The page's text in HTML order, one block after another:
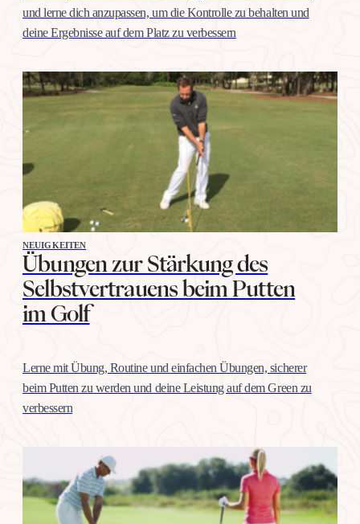
und lerne dich anzupassen, um die Kontrolle zu behalten und
deine Ergebnisse auf dem Platz zu verbessern
NEUIGKEITEN
Übungen zur Stärkung des
Selbstvertrauens beim Putten
im Golf
Lerne mit Übung, Routine und einfachen Übungen, sicherer
beim Putten zu werden und deine Leistung auf dem Green zu
verbessern